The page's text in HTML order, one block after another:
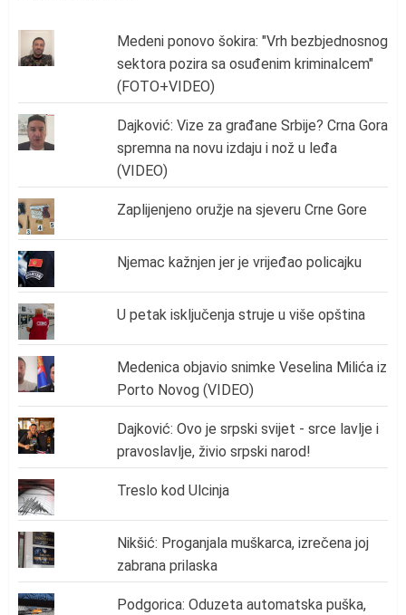
Medeni ponovo šokira: "Vrh bezbjednosnog
sektora pozira sa osuđenim kriminalcem"
(FOTO+VIDEO)
Dajković: Vize za građane Srbije? Crna Gora
spremna na novu izdaju i nož u leđa
(VIDEO)
Zaplijenjeno oružje na sjeveru Crne Gore
Njemac kažnjen jer je vrijeđao policajku
U petak isključenja struje u više opština
Medenica objavio snimke Veselina Milića iz
Porto Novog (VIDEO)
Dajković: Ovo je srpski svijet - srce lavlje i
pravoslavlje, živio srpski narod!
Treslo kod Ulcinja
Nikšić: Proganjala muškarca, izrečena joj
zabrana prilaska
Podgorica: Oduzeta automatska puška,